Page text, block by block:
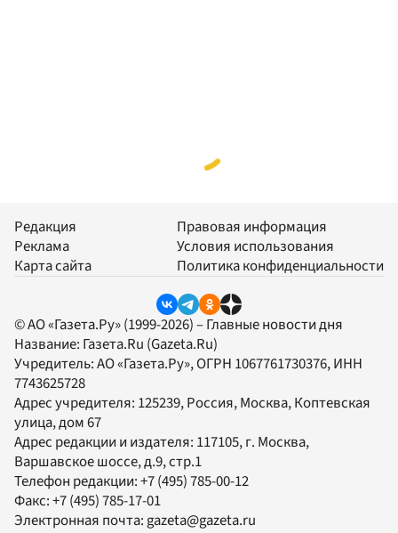
Редакция
Реклама
Карта сайта
Правовая информация
Условия использования
Политика конфиденциальности
© АО «Газета.Ру» (1999-2026) – Главные новости дня
Название: Газета.Ru (Gazeta.Ru)
Учредитель:АО «Газета.Ру», ОГРН 1067761730376, ИНН
7743625728
Адрес учредителя: 125239, Россия, Москва, Коптевская
улица, дом 67
Адрес редакции и издателя: 117105, г. Москва,
Варшавское шоссе, д.9, стр.1
Телефон редакции:+7 (495) 785-00-12
Факс:+7 (495) 785-17-01
Электронная почта:gazeta@gazeta.ru